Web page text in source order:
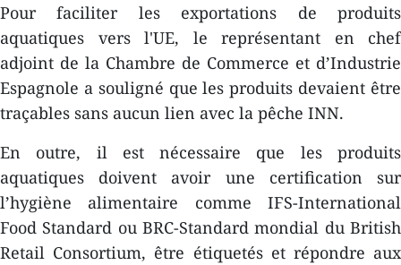
Pour faciliter les exportations de produits
aquatiques vers l'UE, le représentant en chef
adjoint de la Chambre de Commerce et d’Industrie
Espagnole a souligné que les produits devaient être
traçables sans aucun lien avec la pêche INN.
En outre, il est nécessaire que les produits
aquatiques doivent avoir une certification sur
l’hygiène alimentaire comme IFS-International
Food Standard ou BRC-Standard mondial du British
Retail Consortium, être étiquetés et répondre aux